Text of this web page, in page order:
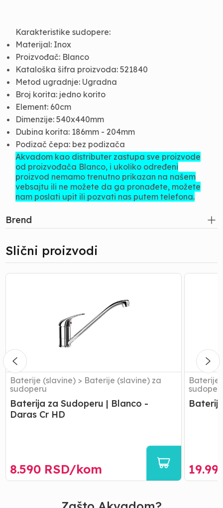
Karakteristike sudopere:
Materijal: Inox
Proizvođač: Blanco
Kataloška šifra proizvoda: 521840
Metod ugradnje: Ugradna
Broj korita: jedno korito
Element: 60cm
Dimenzije: 540x440mm
Dubina korita: 186mm - 204mm
Podizač čepa: bez podizača
Akvadom kao distributer zastupa sve proizvode
od proizvođača Blanco, i ukoliko određeni
proizvod nemamo trenutno prikazan na našem
vebsajtu ili ne možete da ga pronađete, možete
nam poslati upit ili pozvati nas putem telefona.
Brend
Slični proizvodi
Baterija
Cr
HD
Baterije (slavine) > Baterije (slavine) za
sudoperu
Baterija za Sudoperu | Blanco -
Daras Cr HD
8.590 RSD/kom
Baterija
Baterije